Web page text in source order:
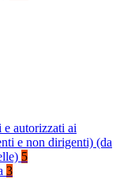
autorizzati ai
e non dirigenti) (da
5
3